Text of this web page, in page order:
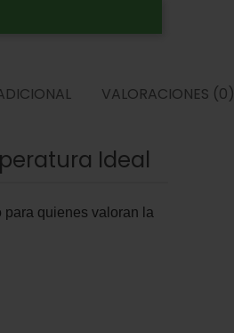
VALORACIONES (0)
Ideal
para quienes valoran la